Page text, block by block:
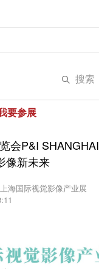
搜索
要参展
会P&I SHANGHAI
像新未来
海国际视觉影像产业展